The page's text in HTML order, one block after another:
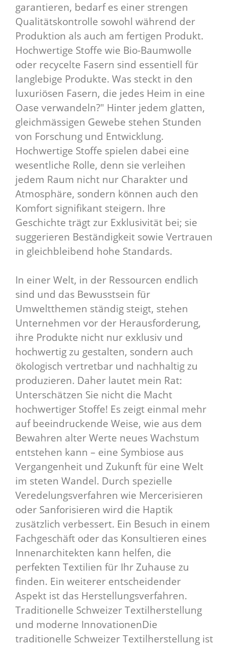
garantieren, bedarf es einer strengen
Qualitätskontrolle sowohl während der
Produktion als auch am fertigen Produkt.
Hochwertige Stoffe wie Bio-Baumwolle
oder recycelte Fasern sind essentiell für
langlebige Produkte. Was steckt in den
luxuriösen Fasern, die jedes Heim in eine
Oase verwandeln?" Hinter jedem glatten,
gleichmässigen Gewebe stehen Stunden
von Forschung und Entwicklung.
Hochwertige Stoffe spielen dabei eine
wesentliche Rolle, denn sie verleihen
jedem Raum nicht nur Charakter und
Atmosphäre, sondern können auch den
Komfort signifikant steigern. Ihre
Geschichte trägt zur Exklusivität bei; sie
suggerieren Beständigkeit sowie Vertrauen
in gleichbleibend hohe Standards.
In einer Welt, in der Ressourcen endlich
sind und das Bewusstsein für
Umweltthemen ständig steigt, stehen
Unternehmen vor der Herausforderung,
ihre Produkte nicht nur exklusiv und
hochwertig zu gestalten, sondern auch
ökologisch vertretbar und nachhaltig zu
produzieren. Daher lautet mein Rat:
Unterschätzen Sie nicht die Macht
hochwertiger Stoffe! Es zeigt einmal mehr
auf beeindruckende Weise, wie aus dem
Bewahren alter Werte neues Wachstum
entstehen kann – eine Symbiose aus
Vergangenheit und Zukunft für eine Welt
im steten Wandel. Durch spezielle
Veredelungsverfahren wie Mercerisieren
oder Sanforisieren wird die Haptik
zusätzlich verbessert. Ein Besuch in einem
Fachgeschäft oder das Konsultieren eines
Innenarchitekten kann helfen, die
perfekten Textilien für Ihr Zuhause zu
finden. Ein weiterer entscheidender
Aspekt ist das Herstellungsverfahren.
Traditionelle Schweizer Textilherstellung
und moderne InnovationenDie
traditionelle Schweizer Textilherstellung ist